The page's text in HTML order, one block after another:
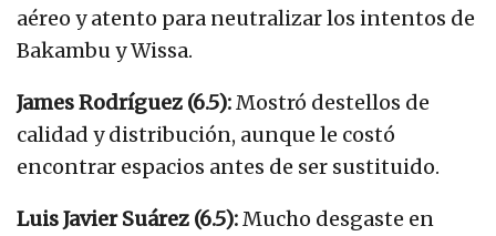
aéreo y atento para neutralizar los intentos de
Bakambu y Wissa.
James Rodríguez (6.5):Mostró destellos de
calidad y distribución, aunque le costó
encontrar espacios antes de ser sustituido.
Luis Javier Suárez (6.5):Mucho desgaste en